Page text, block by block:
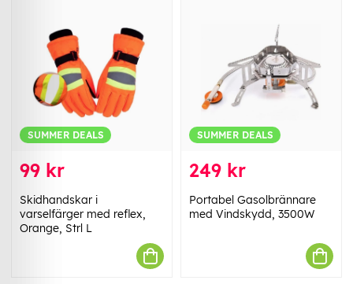
SUMMER DEALS
99 kr
Skidhandskar i
varselfärger med reflex,
Orange, Strl L
SUMMER DEALS
249 kr
Portabel Gasolbrännare
med Vindskydd, 3500W